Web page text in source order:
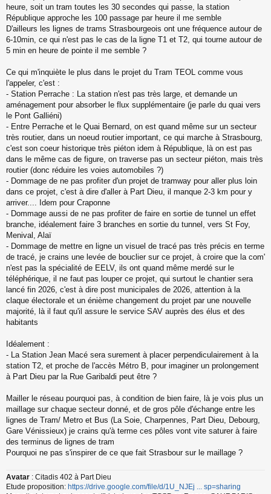
e
n
o
n
u
heure, soit un tram toutes les 30 secondes qui passe, la station
République approche les 100 passage par heure il me semble
D'ailleurs les lignes de trams Strasbourgeois ont une fréquence autour de
6-10min, ce qui n'est pas le cas de la ligne T1 et T2, qui tourne autour de
5 min en heure de pointe il me semble ?
Ce qui m'inquiète le plus dans le projet du Tram TEOL comme vous
l'appeler, c'est :
- Station Perrache : La station n'est pas très large, et demande un
aménagement pour absorber le flux supplémentaire (je parle du quai vers
le Pont Galliéni)
- Entre Perrache et le Quai Bernard, on est quand même sur un secteur
très routier, dans un noeud routier important, ce qui marche à Strasbourg,
c'est son coeur historique très piéton idem à République, là on est pas
dans le même cas de figure, on traverse pas un secteur piéton, mais très
routier (donc réduire les voies automobiles ?)
- Dommage de ne pas profiter d'un projet de tramway pour aller plus loin
dans ce projet, c'est à dire d'aller à Part Dieu, il manque 2-3 km pour y
arriver.... Idem pour Craponne
- Dommage aussi de ne pas profiter de faire en sortie de tunnel un effet
branche, idéalement faire 3 branches en sortie du tunnel, vers St Foy,
Menival, Alaï
- Dommage de mettre en ligne un visuel de tracé pas très précis en terme
de tracé, je crains une levée de bouclier sur ce projet, à croire que la com'
n'est pas la spécialité de EELV, ils ont quand même merdé sur le
téléphérique, il ne faut pas louper ce projet, qui surtout le chantier sera
lancé fin 2026, c'est à dire post municipales de 2026, attention à la
claque électorale et un énième changement du projet par une nouvelle
majorité, là il faut qu'il assure le service SAV auprès des élus et des
habitants
Idéalement :
- La Station Jean Macé sera surement à placer perpendiculairement à la
station T2, et proche de l'accès Métro B, pour imaginer un prolongement
à Part Dieu par la Rue Garibaldi peut être ?
Mailler le réseau pourquoi pas, à condition de bien faire, là je vois plus un
maillage sur chaque secteur donné, et de gros pôle d'échange entre les
lignes de Tram/ Metro et Bus (La Soie, Charpennes, Part Dieu, Debourg,
Gare Vénissieux) je crains qu'à terme ces pôles vont vite saturer à faire
des terminus de lignes de tram
Pourquoi ne pas s'inspirer de ce que fait Strasbour sur le maillage ?
Avatar : Citadis 402 à Part Dieu
Etude proposition: https://drive.google.com/file/d/1U_NJEj ... sp=sharing